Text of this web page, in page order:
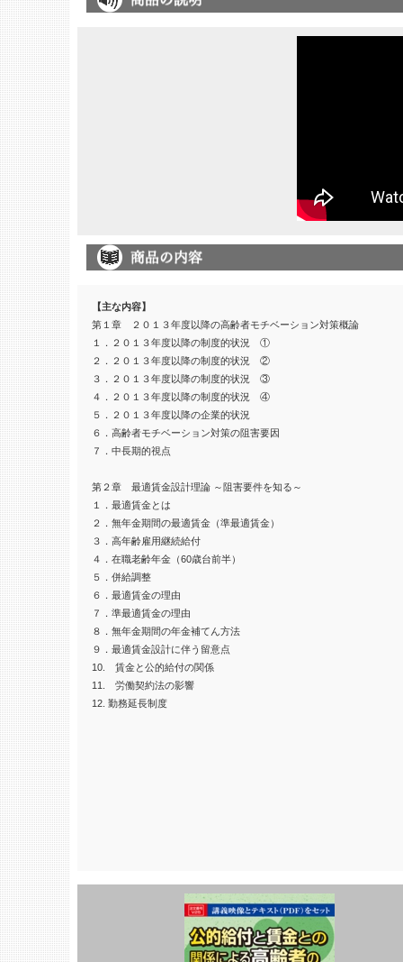
【主な内容】
第１章 ２０１３年度以降の高齢者モチベーション対策概論
１．２０１３年度以降の制度的状況 ①
２．２０１３年度以降の制度的状況 ②
３．２０１３年度以降の制度的状況 ③
４．２０１３年度以降の制度的状況 ④
５．２０１３年度以降の企業的状況
６．高齢者モチベーション対策の阻害要因
７．中長期的視点
第２章 最適賃金設計理論 ～阻害要件を知る～
１．最適賃金とは
２．無年金期間の最適賃金（準最適賃金）
３．高年齢雇用継続給付
４．在職老齢年金（60歳台前半）
５．併給調整
６．最適賃金の理由
７．準最適賃金の理由
８．無年金期間の年金補てん方法
９．最適賃金設計に伴う留意点
10. 賃金と公的給付の関係
11. 労働契約法の影響
12. 勤務延長制度